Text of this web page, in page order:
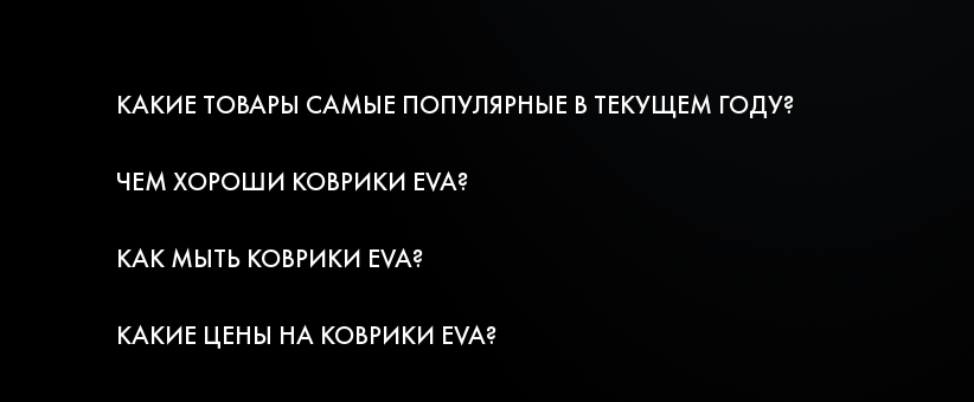
КАКИЕ ТОВАРЫ САМЫЕ ПОПУЛЯРНЫЕ В ТЕКУЩЕМ ГОДУ?
ЧЕМ ХОРОШИ КОВРИКИ EVA?
КАК МЫТЬ КОВРИКИ EVA?
КАКИЕ ЦЕНЫ НА КОВРИКИ EVA?